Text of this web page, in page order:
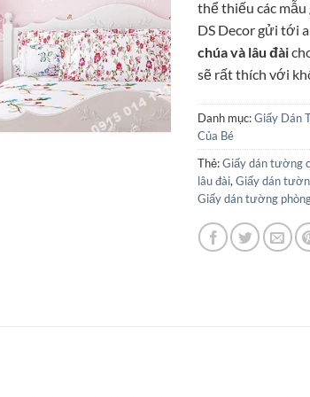
thể thiếu các mẫu
DS Decor gửi tới
chúa và lâu đài
sẽ rất thích với
Danh mục:Giấy Dán
Của Bé
Thẻ:Giấy dán tường
lâu đài, Giấy dán
Giấy dán tường